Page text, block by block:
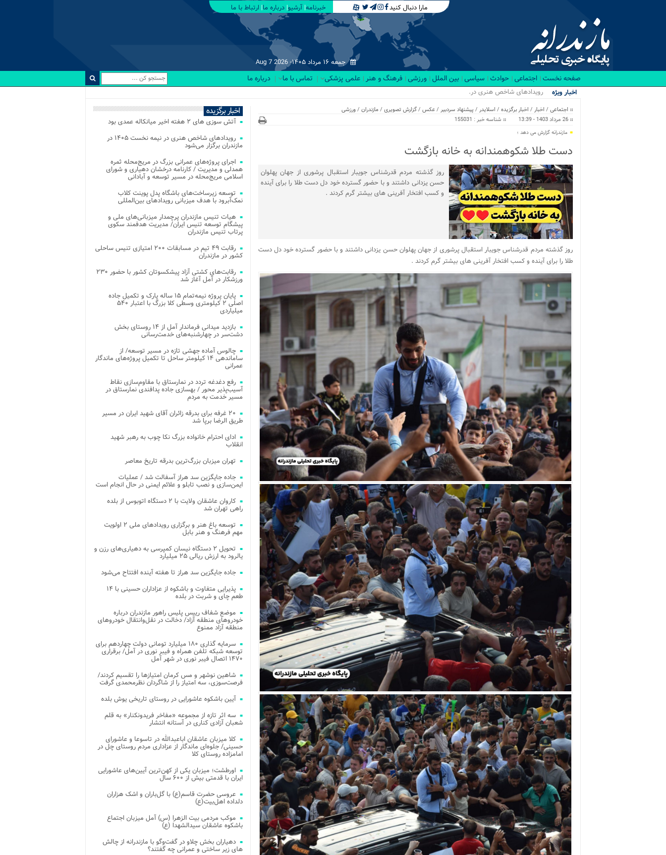
مارا دنبال کنید خبرنامه آرشیو درباره ما ارتباط با ما
جمعه ۱۶ مرداد ۱۴۰۵- Aug 7 2026
صفحه نخست اجتماعی حوادث سیاسی بین الملل ورزشی فرهنگ و هنر علمی پزشکی تماس با ما درباره ما
اخبار ویژه رویدادهای شاخص هنری در نیمه نخست ۱۴۰۵ در مازندران برگزار م.
اجتماعی / اخبار / اخبار برگزیده / اسلایدر / پیشنهاد سردبیر / عکس /گزارش تصویری / مازندران /ورزشی
26 مرداد 1403 - 13:39
شناسه خبر : 155031
مازندرانه گزارش می دهد ؛
دست طلا شکوهمندانه به خانه بازگشت
روز گذشته مردم قدرشناس جویبار استقبال پرشوری از جهان پهلوان
حسن یزدانی داشتند و با حضور گسترده خود دل دست طلا را برای آینده
و کسب افتخار آفرینی های بیشتر گرم کردند .
روز گذشته مردم قدرشناس جویبار استقبال پرشوری از جهان پهلوان حسن یزدانی داشتند و با حضور گسترده خود دل دست
طلا را برای آینده و کسب افتخار آفرینی های بیشتر گرم کردند .
اخبار برگزیده
آتش‌ سوزی‌ های ۲ هفته اخیر میانکاله عمدی بود
رویدادهای شاخص هنری در نیمه نخست ۱۴۰۵ در
مازندران برگزار می‌شود
اجرای پروژه‌های عمرانی بزرگ در مریج‌محله ثمره
همدلی و مدیریت / کارنامه درخشان دهیاری و شورای
اسلامی مریج‌محله در مسیر توسعه و آبادانی
توسعه زیرساخت‌های باشگاه پدل پوینت کلاب
نمک‌آبرود با هدف میزبانی رویدادهای بین‌المللی
هیات تنیس مازندران پرچمدار میزبانی‌های ملی و
پیشگام توسعه تنیس ایران/ مدیریت هدفمند سکوی
پرتاب تنیس مازندران
رقابت ۴۹ تیم در مسابقات ۲۰۰ امتیازی تنیس ساحلی
کشور در مازندران
رقابت‌های کشتی آزاد پیشکسوتان کشور با حضور ۲۳۰
ورزشکار در آمل آغاز شد
پایان پروژه نیمه‌تمام ۱۵ ساله پارک و تکمیل جاده
اصلی ۲ کیلومتری وسطی کلا بزرگ با اعتبار ۵۴۰
میلیاردی
بازدید میدانی فرماندار آمل از ۱۴ روستای بخش
دشت‌سر در چهارشنبه‌های خدمت‌رسانی
چالوس آماده جهشی تازه در مسیر توسعه/ از
ساماندهی ۱۴ کیلومتر ساحل تا تکمیل پروژه‌های ماندگار
عمرانی
رفع دغدغه تردد در نمارستاق با مقاوم‌سازی نقاط
آسیب‌پذیر محور / بهسازی جاده پدافندی نمارستاق در
مسیر خدمت به مردم
۲۰ غرفه برای بدرقه زائران آقای شهید ایران در مسیر
طریق الرضا برپا شد
ادای احترام خانواده بزرگ نکا چوب به رهبر شهید
انقلاب
تهران میزبان بزرگ‌ترین بدرقه تاریخ معاصر
جاده جایگزین سد هراز آسفالت شد / عملیات
ایمن‌سازی و نصب تابلو و علائم ایمنی در حال انجام است
کاروان عاشقان ولایت با ۲ دستگاه اتوبوس از بلده
راهی تهران شد
توسعه باغ هنر و برگزاری رویدادهای ملی ۲ اولویت
مهم فرهنگ و هنر بابل
تحویل ۲ دستگاه نیسان کمپرسی به دهیاری‌های رزن و
یالرود به ارزش ریالی ۲۵ میلیارد
جاده جایگزین سد هراز تا هفته آینده افتتاح می‌شود
پذیرایی متفاوت و باشکوه از عزاداران حسینی با ۱۴
طعم چای و شربت در بلده
موضع شفاف رییس پلیس راهور مازندران درباره
خودروهای منطقه آزاد/ دخالت در نقل‌وانتقال خودروهای
منطقه آزاد ممنوع
سرمایه گذاری ۱۸۰ میلیارد تومانی دولت چهاردهم برای
توسعه شبکه تلفن همراه و فیبر نوری در آمل/ برقراری
۱۴۷۰ اتصال فیبر نوری در شهر آمل
شاهین نوشهر و مس کرمان امتیازها را تقسیم کردند/
فرصت‌سوزی، سه امتیاز را از شاگردان نظرمحمدی گرفت
آیین باشکوه عاشورایی در روستای تاریخی یوش بلده
سه اثر تازه از مجموعه «مفاخر فریدونکنار» به قلم
شعبان آزادی کناری در آستانه انتشار
کلا میزبان عاشقان اباعبدالله در تاسوعا و عاشورای
حسینی/ جلوه‌ای ماندگار از عزاداری مردم روستای چل در
امامزاده روستای کلا
اورطشت؛ میزبان یکی از کهن‌ترین آیین‌های عاشورایی
ایران با قدمتی بیش از ۶۰۰ سال
عروسی حضرت قاسم(ع) با گل‌باران و اشک هزاران
دلداده اهل‌بیت(ع)
موکب مردمی بیت‌ الزهرا (س) آمل میزبان اجتماع
باشکوه عاشقان سیدالشهدا (ع)
دهیاران بخش چلاو در گفت‌وگو با مازندرانه از چالش
های زیر ساختی و عمرانی چه گفتند؟